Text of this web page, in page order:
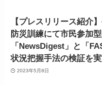
【プレスリリース紹介
防災訓練にて市民参加
「NewsDigest」と「
状況把握手法の検証​​を
2023年5月8日